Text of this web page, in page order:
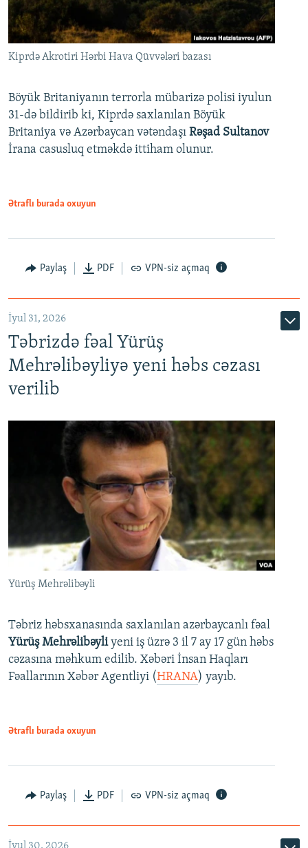
Kiprdə Akrotiri Hərbi Hava Qüvvələri bazası
Böyük Britaniyanın terrorla mübarizə polisi iyulun
31-də bildirib ki, Kiprdə saxlanılan Böyük
Britaniya və Azərbaycan vətəndaşı Rəşad Sultanov
İrana casusluq etməkdə ittiham olunur.
Ətraflı burada oxuyun
Paylaş PDF VPN-siz açmaq
İyul 31, 2026
Təbrizdə fəal Yürüş
Mehrəlibəyliyə yeni həbs cəzası
verilib
Yürüş Mehrəlibəyli
Təbriz həbsxanasında saxlanılan azərbaycanlı fəal
Yürüş Mehrəlibəyliyeni iş üzrə 3 il 7 ay 17 gün həbs
cəzasına məhkum edilib. Xəbəri İnsan Haqları
Fəallarının Xəbər Agentliyi (HRANA) yayıb.
Ətraflı burada oxuyun
Paylaş PDF VPN-siz açmaq